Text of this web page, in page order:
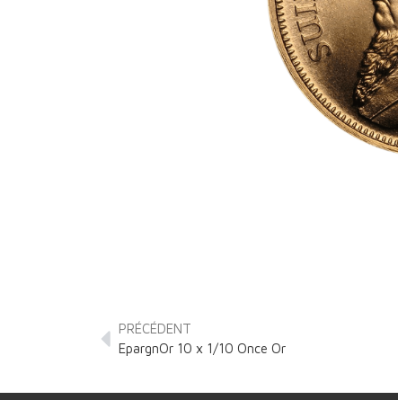
PRÉCÉDENT
EpargnOr 10 x 1/10 Once Or